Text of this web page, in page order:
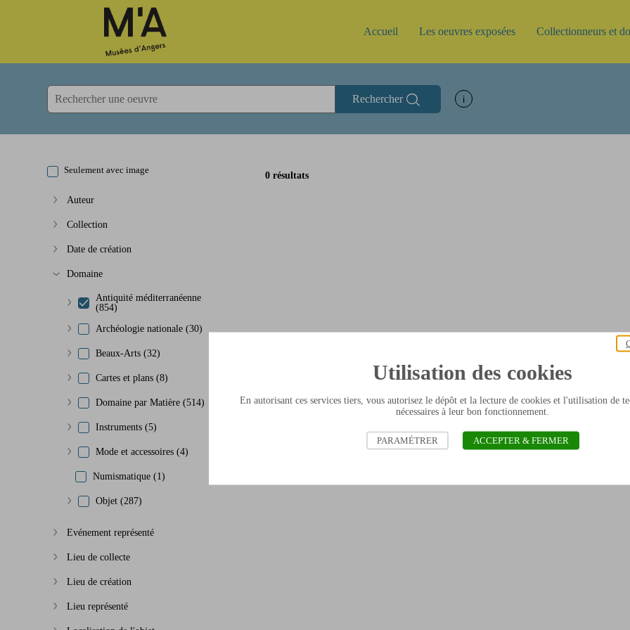
Accèder directement au contenu
Accèder directement au contenu Accueil Les oeuvres exposées Collectionneurs et
Rechercher Afficher les informations d'aide à la
Seulement avec image
Afficher plus
Auteur
Afficher plus
Collection
Afficher plus
Date de création
Afficher plus
Domaine
Afficher plus
Antiquité méditerranéenne
(854)
Afficher plusArchéologie nationale (30)
Afficher plusBeaux-Arts (32)
Afficher plusCartes et plans (8)
Afficher plusDomaine par Matière (514)
Afficher plusInstruments (5)
Afficher plusMode et accessoires (4)
Numismatique (1)
Afficher plus
Objet (287)
Afficher plus
Evénement représenté
Afficher plus
Lieu de collecte
Afficher plus
Lieu de création
Afficher plus
Lieu représenté
0 résultats
Utilisation des cookies
En autorisant ces services tiers, vous autorisez le dépôt et la lecture de cookies et l'utilisation de
nécessaires à leur bon fonctionnement.
PARAMÉTRER ACCEPTER & FERMER